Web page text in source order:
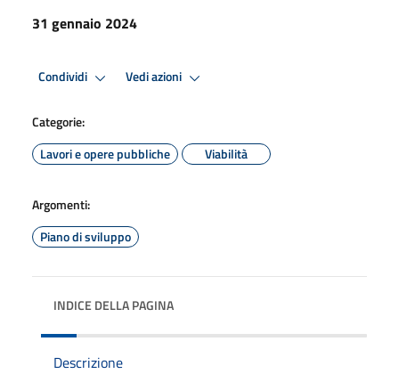
31 gennaio 2024
Condividi Vedi azioni
Categorie:
Lavori e opere pubbliche
Viabilità
Argomenti:
Piano di sviluppo
INDICE DELLA PAGINA
Descrizione